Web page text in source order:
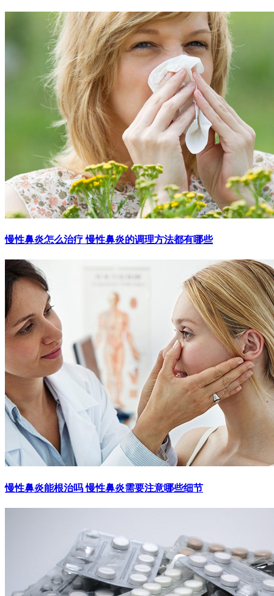
慢性鼻炎怎么治疗 慢性鼻炎的调理方法都有哪些
慢性鼻炎能根治吗 慢性鼻炎需要注意哪些细节